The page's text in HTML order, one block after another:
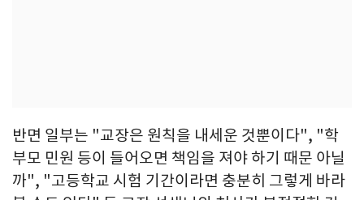
반면 일부는 "교장은 원칙을 내세운 것뿐이다", "학
부모 민원 등이 들어오면 책임을 져야 하기 때문 아닐
까", "고등학교 시험 기간이라면 충분히 그렇게 바라